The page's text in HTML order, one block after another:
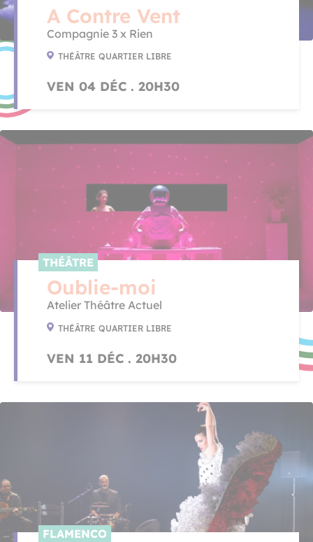
A Contre Vent
Compagnie 3 x Rien
THÉÂTRE QUARTIER LIBRE
VEN 04 DÉC . 20H30
THÉÂTRE
Oublie-moi
Atelier Théâtre Actuel
THÉÂTRE QUARTIER LIBRE
VEN 11 DÉC . 20H30
FLAMENCO